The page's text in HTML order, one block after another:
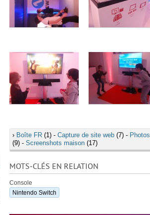
› Boîte FR (1) - Capture de site web (7) - Photos
(9) - Screenshots maison (17)
MOTS-CLÉS EN RELATION
Console
Nintendo Switch